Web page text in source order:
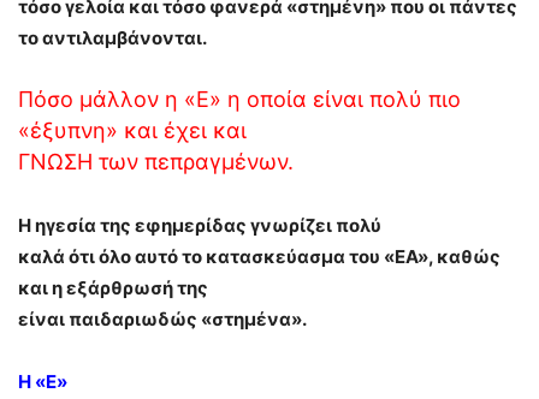
τόσο γελοία και τόσο φανερά «στημένη» που οι πάντες
το αντιλαμβάνονται.
Πόσο μάλλον η «Ε» η οποία είναι πολύ πιο
«έξυπνη» και έχει και
ΓΝΩΣΗ των πεπραγμένων.
Η ηγεσία της εφημερίδας γνωρίζει πολύ
καλά ότι όλο αυτό το κατασκεύασμα του «ΕΑ», καθώς
και η εξάρθρωσή της
είναι παιδαριωδώς «στημένα».
Η «Ε»